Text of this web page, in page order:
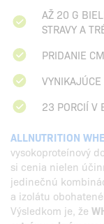
AŽ 20 G
STRAVY A
PRIDANIE
23 PORCIÍ V
ALLNUTRITION
vysokoproteínový
si cenia nielen
jedinečnú
a izolátu
Výsledkom je, že